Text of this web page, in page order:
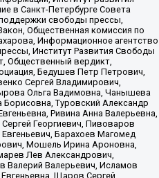
в Санкт-Петербурге Совета
свободы прессы,
Общественная комиссия по
Информационное агентство
Институт Развития Свободы
Общественный вердикт,
Бедушев Петр Петрович,
Сергей Владимирович,
Ольга Вадимовна, Чанышева
Туровский Александр
Ривина Анна Валерьевна,
Георгиевич, Пивоваров
Барахоев Магомед
Мошель Ирина Ароновна,
Лев Александрович,
Валерий Валерьевич, Исламов
Щаров Сергей